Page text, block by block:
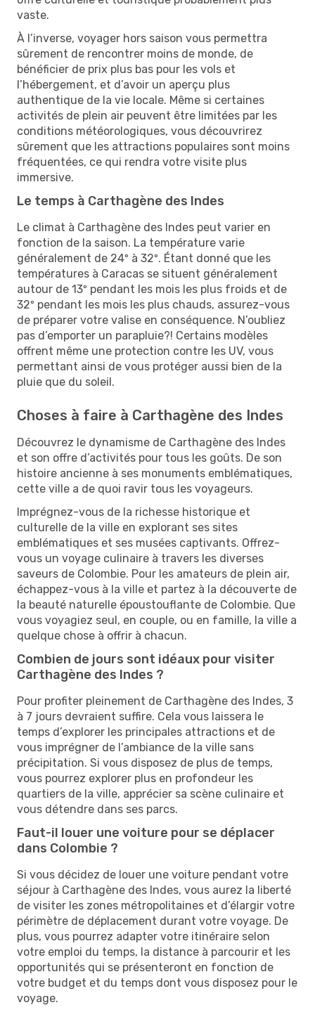
vaste.
À l’inverse, voyager hors saison vous permettra
sûrement de rencontrer moins de monde, de
bénéficier de prix plus bas pour les vols et
l’hébergement, et d’avoir un aperçu plus
authentique de la vie locale. Même si certaines
activités de plein air peuvent être limitées par les
conditions météorologiques, vous découvrirez
sûrement que les attractions populaires sont moins
fréquentées, ce qui rendra votre visite plus
immersive.
Le temps à Carthagène des Indes
Le climat à Carthagène des Indes peut varier en
fonction de la saison. La température varie
généralement de 24º à 32º. Étant donné que les
températures à Caracas se situent généralement
autour de 13º pendant les mois les plus froids et de
32º pendant les mois les plus chauds, assurez-vous
de préparer votre valise en conséquence. N’oubliez
pas d’emporter un parapluie?! Certains modèles
offrent même une protection contre les UV, vous
permettant ainsi de vous protéger aussi bien de la
pluie que du soleil.
Choses à faire à Carthagène des Indes
Découvrez le dynamisme de Carthagène des Indes
et son offre d’activités pour tous les goûts. De son
histoire ancienne à ses monuments emblématiques,
cette ville a de quoi ravir tous les voyageurs.
Imprégnez-vous de la richesse historique et
culturelle de la ville en explorant ses sites
emblématiques et ses musées captivants. Offrez-
vous un voyage culinaire à travers les diverses
saveurs de Colombie. Pour les amateurs de plein air,
échappez-vous à la ville et partez à la découverte de
la beauté naturelle époustouflante de Colombie. Que
vous voyagiez seul, en couple, ou en famille, la ville a
quelque chose à offrir à chacun.
Combien de jours sont idéaux pour visiter
Carthagène des Indes ?
Pour profiter pleinement de Carthagène des Indes, 3
à 7 jours devraient suffire. Cela vous laissera le
temps d’explorer les principales attractions et de
vous imprégner de l’ambiance de la ville sans
précipitation. Si vous disposez de plus de temps,
vous pourrez explorer plus en profondeur les
quartiers de la ville, apprécier sa scène culinaire et
vous détendre dans ses parcs.
Faut-il louer une voiture pour se déplacer
dans Colombie ?
Si vous décidez de louer une voiture pendant votre
séjour à Carthagène des Indes, vous aurez la liberté
de visiter les zones métropolitaines et d’élargir votre
périmètre de déplacement durant votre voyage. De
plus, vous pourrez adapter votre itinéraire selon
votre emploi du temps, la distance à parcourir et les
opportunités qui se présenteront en fonction de
votre budget et du temps dont vous disposez pour le
voyage.